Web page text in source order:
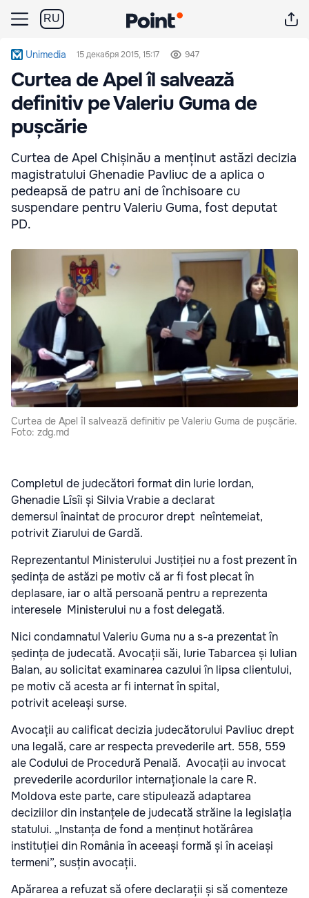
RU
Unimedia 15 декабря 2015, 15:17 947
Curtea de Apel îl salvează
definitiv pe Valeriu Guma de
pușcărie
Curtea de Apel Chișinău a menținut astăzi decizia
magistratului Ghenadie Pavliuc de a aplica o
pedeapsă de patru ani de închisoare cu
suspendare pentru Valeriu Guma, fost deputat
PD.
Curtea de Apel îl salvează definitiv pe Valeriu Guma de pușcărie.
Foto: zdg.md
Completul de judecători format din Iurie Iordan,
Ghenadie Lîsîi și Silvia Vrabie a declarat
demersul înaintat de procuror drept neîntemeiat,
potrivitZiarului de Gardă.
Reprezentantul Ministerului Justiției nu a fost prezent în
ședința de astăzi pe motiv că ar fi fost plecat în
deplasare, iar o altă persoană pentru a reprezenta
interesele Ministerului nu a fost delegată.
Nici condamnatul Valeriu Guma nu a s-a prezentat în
ședința de judecată. Avocații săi, Iurie Tabarcea și Iulian
Balan, au solicitat examinarea cazului în lipsa clientului,
pe motiv că acesta ar fi internat în spital,
potrivit aceleași surse.
Avocații au calificat decizia judecătorului Pavliuc drept
una legală, care ar respecta prevederile art. 558, 559
ale Codului de Procedură Penală. Avocații au invocat
prevederile acordurilor internaționale la care R.
Moldova este parte, care stipulează adaptarea
deciziilor din instanțele de judecată străine la legislația
statului. „Instanța de fond a menținut hotărârea
instituției din România în aceeași formă și în aceiași
termeni”, susțin avocații.
Apărarea a refuzat să ofere declarații și să comenteze